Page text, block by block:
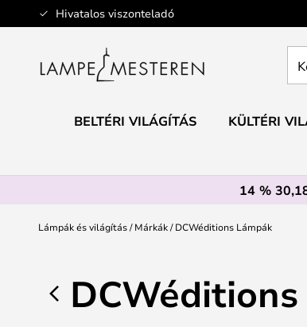
Hivatalos viszonteladó
Ugrás
a
tartalomhoz
BELTÉRI VILÁGÍTÁS KÜLTÉRI
14 %
Lámpák és világítás Márkák DCWéditions Lámpák